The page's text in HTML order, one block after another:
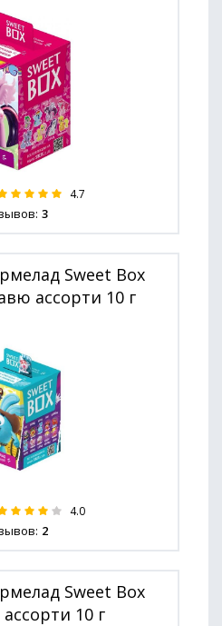
4.7
3
Sweet Box
ассорти 10 г
4.0
2
Sweet Box
10 г